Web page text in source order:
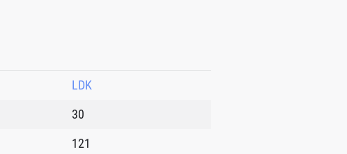
LDK
30
121